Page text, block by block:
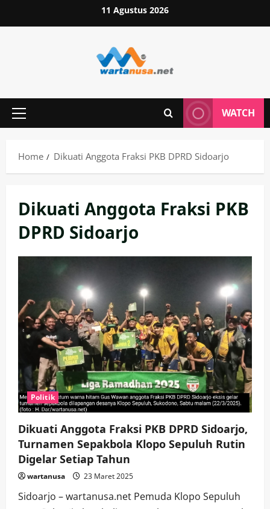
to
11 Agustus 2026
Primary
WATCH
Home Dikuati Anggota Fraksi PKB DPRD Sidoarjo
Dikuati Anggota Fraksi PKB
DPRD Sidoarjo
Politik
Dikuati Anggota Fraksi PKB DPRD Sidoarjo,
Turnamen Sepakbola Klopo Sepuluh Rutin
Digelar Setiap Tahun
wartanusa 23 Maret 2025
Sidoarjo – wartanusa.net Pemuda Klopo Sepuluh